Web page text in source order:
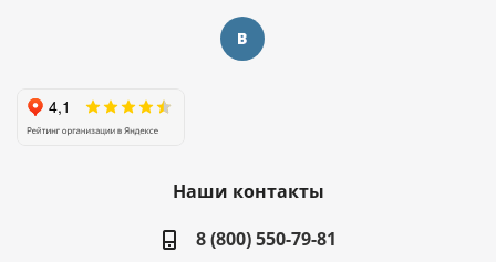
Наши контакты
8 (800) 550-79-81